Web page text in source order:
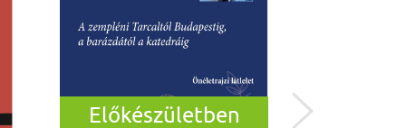
Előkészületben